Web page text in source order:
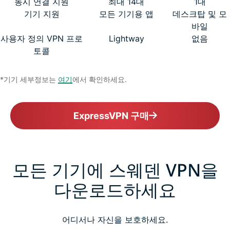
기기 지원
모든 기기용 앱
데스크탑 및 모
바일
사용자 정의 VPN 프로
토콜
Lightway 없음
*기기 세부정보는 여기에서 확인하세요.
ExpressVPN 구매
모든 기기에 스웨덴 VPN을
다운로드하세요
어디서나 자신을 보호하세요.